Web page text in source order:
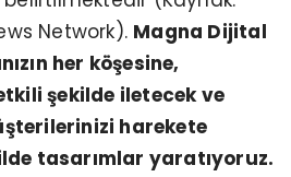
Network). Magna Dijital
her köşesine,
etkili şekilde iletecek ve
harekete
tasarımlar yaratıyoruz.